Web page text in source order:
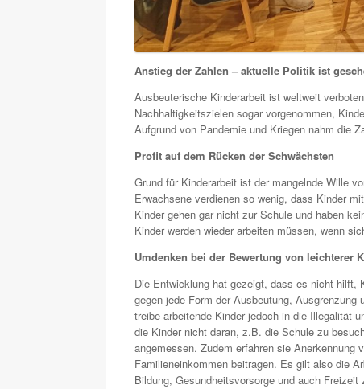
Anstieg der Zahlen – aktuelle Politik ist
Ausbeuterische Kinderarbeit ist weltweit
Nachhaltigkeitszielen sogar vorgenommen,
Aufgrund von Pandemie und Kriegen nahm die
Profit auf dem Rücken der Schwächsten
Grund für Kinderarbeit ist der mangelnde Wille
Erwachsene verdienen so wenig, dass Kinder
Kinder gehen gar nicht zur Schule und haben
Kinder werden wieder arbeiten müssen, wenn
Umdenken bei der Bewertung von leichterer
Die Entwicklung hat gezeigt, dass es nicht hilft,
gegen jede Form der Ausbeutung,
treibe arbeitende Kinder jedoch in die Illegalität
die Kinder nicht daran, z.B. die Schule zu
angemessen. Zudem erfahren sie
Familieneinkommen beitragen. Es gilt also die
Bildung, Gesundheitsvorsorge und auch Freizeit